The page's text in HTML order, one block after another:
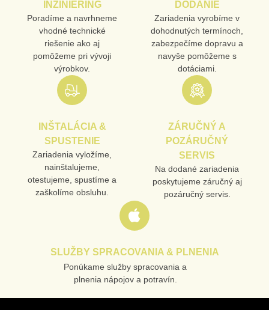
INŽINIERING
Poradíme a navrhneme
vhodné technické
riešenie ako aj
pomôžeme pri vývoji
výrobkov.
DODANIE
Zariadenia vyrobíme v
dohodnutých termínoch,
zabezpečíme dopravu a
navyše pomôžeme s
dotáciami.
INŠTALÁCIA &
SPUSTENIE
Zariadenia vyložíme,
nainštalujeme,
otestujeme, spustíme a
zaškolíme obsluhu.
ZÁRUČNÝ A
POZÁRUČNÝ
SERVIS
Na dodané zariadenia
poskytujeme záručný aj
pozáručný servis.
SLUŽBY SPRACOVANIA & PLNENIA
Ponúkame služby spracovania a
plnenia nápojov a potravín.